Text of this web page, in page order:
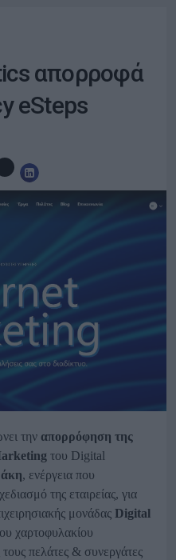
απορροφά
eSteps
την απορρόφηση της
του Digital
, ενέργεια που
της εταιρείας, για
μονάδας Digital
χαρτοφυλακίου
πελάτες & συνεργάτες